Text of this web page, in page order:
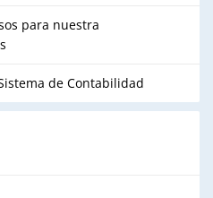
para nuestra
de Contabilidad